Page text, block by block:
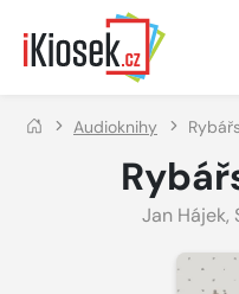
Přejít na hlavní obsah
Audioknihy
Jan Hájek,